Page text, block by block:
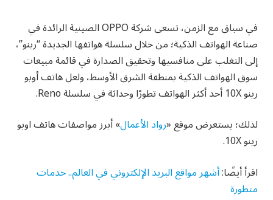
في سباق مع الزمن، تسعى شركة OPPO الصينية الرائدة في
صناعة الهواتف الذكية؛ من خلال سلسلة هواتفها الجديدة “رينو”،
إلى التغلب على منافسيها وتحقيق الصدارة في قائمة مبيعات
سوق الهواتف الذكية بمنطقة الشرق الأوسط، ولعل هاتف أوبو
رينو 10X أحد أكثر الهواتف تطورًا وحداثة في سلسلة Reno.
لذلك؛ يستعرض موقع «رواد الأعمال» أبرز مواصفات هاتف اوبو
رينو 10X.
اقرأ أيضًا:أشهر مواقع البريد الإلكتروني في العالم.. خدمات
متطورة